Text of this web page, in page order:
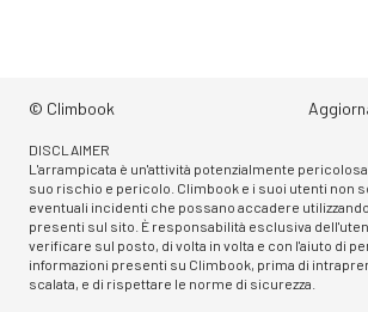
© Climbook
DISCLAIMER
L'arrampicata è un'attività potenzialmente
suo rischio e pericolo. Climbook e i suoi utenti non
eventuali incidenti che possano accadere
presenti sul sito. È responsabilità esclusiva
verificare sul posto, di volta in volta e con l'aiuto di
informazioni presenti su Climbook, prima di
scalata, e di rispettare le norme di sicurezza.